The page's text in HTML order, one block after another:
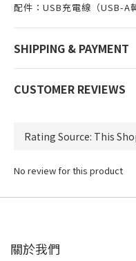
配件：USB充電線（USB-A
SHIPPING & PAYMENT
CUSTOMER REVIEWS
No review for this product
關於我們